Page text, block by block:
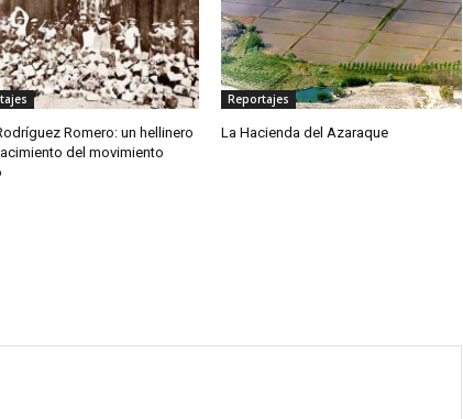
Romero: un hellinero
del movimiento
Reportajes
La Hacienda del Azaraque